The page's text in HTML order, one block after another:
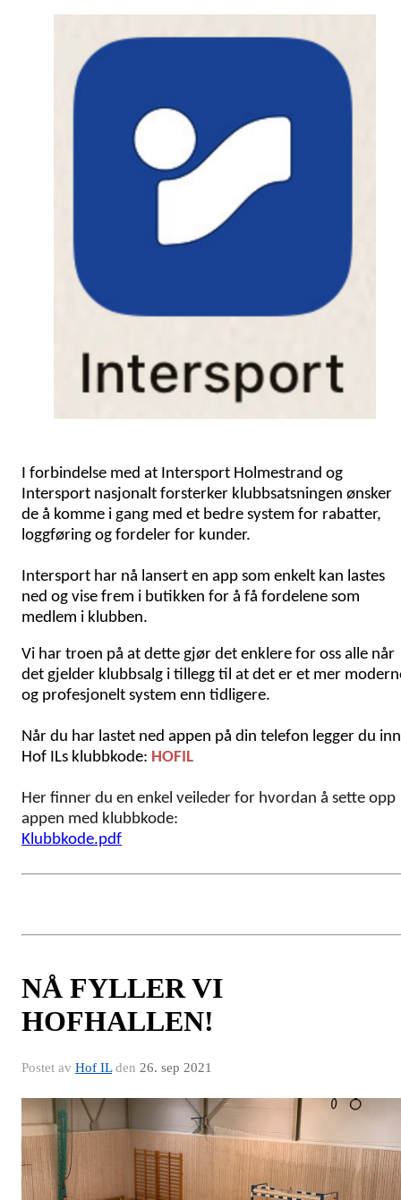
I forbindelse med at Intersport Holmestrand og
Intersport nasjonalt forsterker klubbsatsningen ønsker
de å komme i gang med et bedre system for rabatter,
loggføring og fordeler for kunder.
Intersport har nå lansert en app som enkelt kan lastes
ned og vise frem i butikken for å få fordelene som
medlem i klubben.
Vi har troen på at dette gjør det enklere for oss alle når
det gjelder klubbsalg i tillegg til at det er et mer
og profesjonelt system enn tidligere.
Når du har lastet ned appen på din telefon legger du inn
Hof ILs klubbkode: HOFIL
Her finner du en enkel veileder for hvordan å sette opp
appen med klubbkode:
Klubbkode.pdf
NÅ FYLLER VI
HOFHALLEN!
Postet av Hof ILden 26. sep 2021